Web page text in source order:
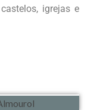
igrejas e